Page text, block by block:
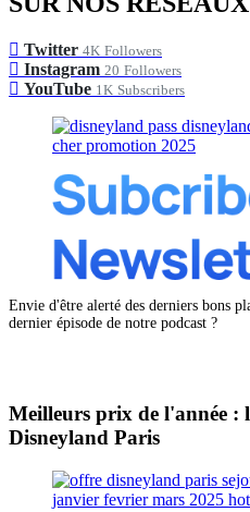
Twitter 4K Followers
Instagram 20 Followers
YouTube 1K Subscribers
Envie d'être alerté des derniers bons
dernier épisode de notre podcast ?
Meilleurs prix de l'année :
Disneyland Paris